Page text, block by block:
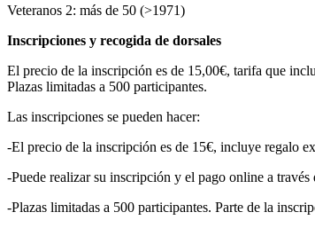
Veteranos 2: más de 50 (>1971)
Inscripciones y recogida de dorsales
El precio de la inscripción es de 15,00€, tarifa que
Plazas limitadas a 500 participantes.
Las inscripciones se pueden hacer:
-El precio de la inscripción es de 15€, incluye regalo
-Puede realizar su inscripción y el pago online a través
-Plazas limitadas a 500 participantes. Parte de la